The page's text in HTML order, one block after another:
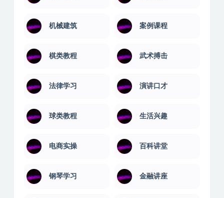
机械建筑 案例课程
棋类教程 武术搏击
法律学习 演讲口才
球类教程 生活兴趣
电商实操 百科讲堂
钢琴学习 金融讲座